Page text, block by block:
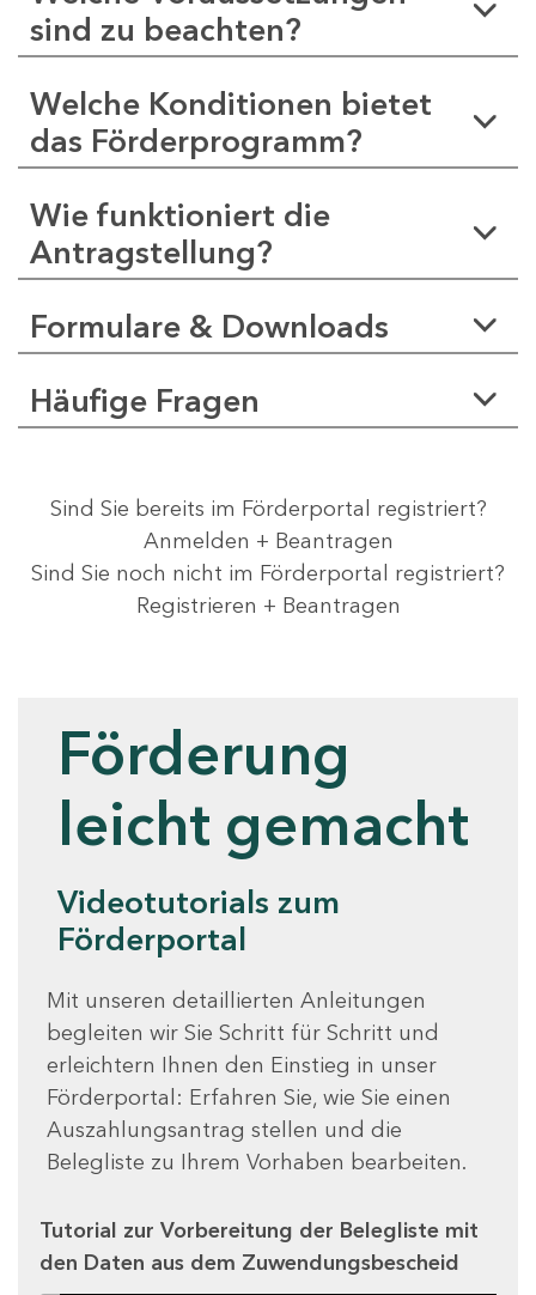
sind zu beachten?
Welche Konditionen bietet
das Förderprogramm?
Wie funktioniert die
Antragstellung?
Formulare & Downloads
Häufige Fragen
Sind Sie bereits im Förderportal registriert?
Anmelden + Beantragen
Sind Sie noch nicht im Förderportal registriert?
Registrieren + Beantragen
Förderung
leicht gemacht
Videotutorials zum
Förderportal
Mit unseren detaillierten Anleitungen
begleiten wir Sie Schritt für Schritt und
erleichtern Ihnen den Einstieg in unser
Förderportal: Erfahren Sie, wie Sie einen
Auszahlungsantrag stellen und die
Belegliste zu Ihrem Vorhaben bearbeiten.
Tutorial zur Vorbereitung der Belegliste mit
den Daten aus dem Zuwendungsbescheid